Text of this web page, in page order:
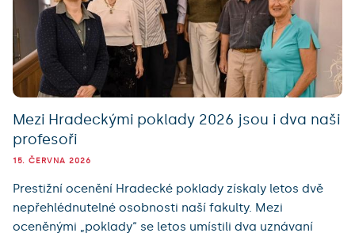
Mezi Hradeckými poklady 2026 jsou i dva naši
profesoři
15. ČERVNA 2026
Prestižní ocenění Hradecké poklady získaly letos dvě
nepřehlédnutelné osobnosti naší fakulty. Mezi
oceněnými „poklady“ se letos umístili dva uznávaní